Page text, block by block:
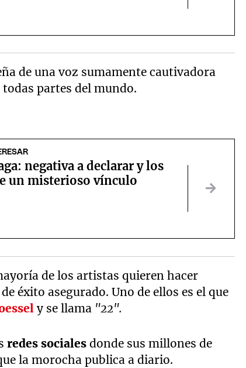
de una voz sumamente cautivadora
partes del mundo.
negativa a declarar y los
un misterioso vínculo
de los artistas quieren hacer
éxito asegurado. Uno de ellos es el que
y se llama "22".
redes sociales donde sus millones de
la morocha publica a diario.